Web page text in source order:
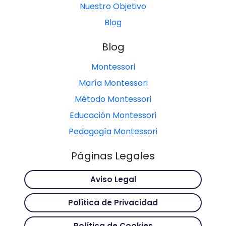
Nuestro Objetivo
Blog
Blog
Montessori
María Montessori
Método Montessori
Educación Montessori
Pedagogía Montessori
Páginas Legales
Aviso Legal
Política de Privacidad